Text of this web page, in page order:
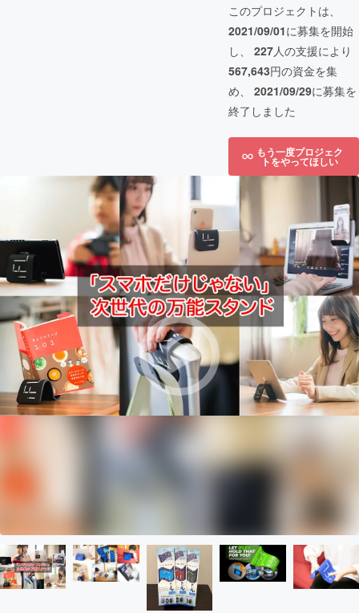
このプロジェクトは、
2021/09/01に募集を開始
し、 227人の支援により
567,643円の資金を集
め、 2021/09/29に募集を
終了しました
もう一度プロジェク
トをやってほしい